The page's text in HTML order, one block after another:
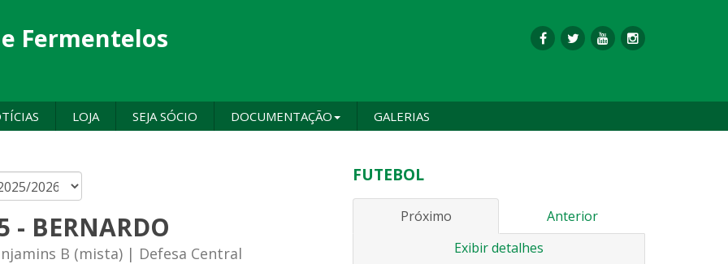
Fermentelos
LOJA SEJA SÓCIO DOCUMENTAÇÃO GALERIAS
- BERNARDO
B (mista) | Defesa Central
FUTEBOL
Próximo
Anterior
Exibir detalhes